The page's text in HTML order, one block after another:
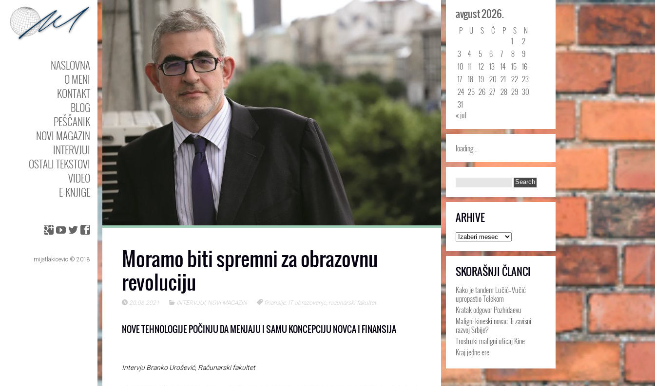
NASLOVNA
O MENI
KONTAKT
BLOG
PEŠČANIK
NOVI MAGAZIN
INTERVJUI
OSTALI TEKSTOVI
VIDEO
E-KNJIGE
mijatlakicevic © 2018
Moramo biti spremni za obrazovnu
revoluciju
20.06.2021 INTERVJUI, NOVI MAGAZIN finansije, IT obrazovanje, racunarski fakultet
NOVE TEHNOLOGIJE POČINJU DA MENJAJU I SAMU KONCEPCIJU NOVCA I FINANSIJA
Intervju Branko Urošević, Računarski fakultet
avgust 2026.
P U S Č P S
N
1
2
3
4 5 6 7 8
9
10 11 12 13 14 15 16
17 18 19 20 21 22 23
24 25 26 27 28 29 30
31
« jul
loading...
ARHIVE
Arhive
SKORAŠNJI ČLANCI
Kako je tandem Lučić–Vučić
upropastio Telekom
Kratak odgovor Pozhidaevu
Maligni kineski novac ili zavisni
razvoj Srbije?
Trostruki maligni uticaj Kine
Kraj jedne ere